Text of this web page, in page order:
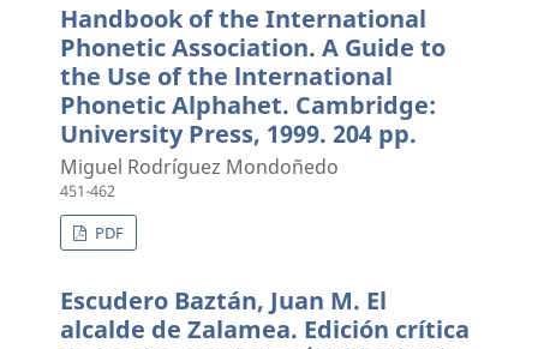
Handbook of the International
Phonetic Association. A Guide to
the Use of the lnternational
Phonetic Alphahet. Cambridge:
University Press, 1999. 204 pp.
Miguel Rodríguez Mondoñedo
451-462
PDF
Escudero Baztán, Juan M. El
alcalde de Zalamea. Edición crítica